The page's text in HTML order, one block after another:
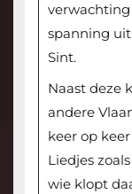
spanning
Sint.
Naast deze
andere
keer op
Liedjes
wie klopt